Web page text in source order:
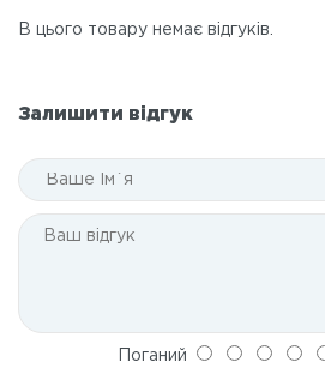
В цього товару немає відгуків.
Залишити відгук
Поганий